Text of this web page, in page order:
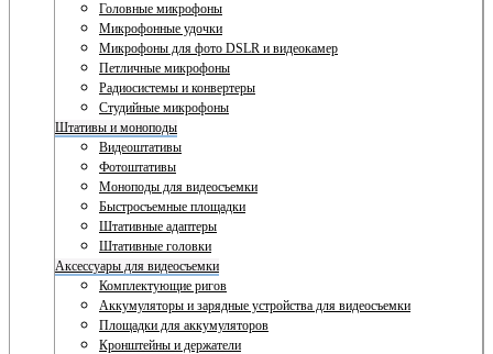
Головные микрофоны
Микрофонные удочки
Микрофоны для фото DSLR и видеокамер
Петличные микрофоны
Радиосистемы и конвертеры
Студийные микрофоны
Штативы и моноподы
Видеоштативы
Фотоштативы
Моноподы для видеосъемки
Быстросъемные площадки
Штативные адаптеры
Штативные головки
Аксессуары для видеосъемки
Комплектующие ригов
Аккумуляторы и зарядные устройства для видеосъемки
Площадки для аккумуляторов
Кронштейны и держатели